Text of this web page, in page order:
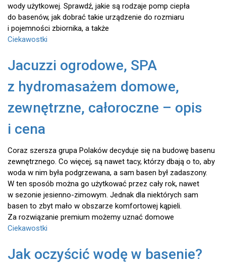
wody użytkowej. Sprawdź, jakie są rodzaje pomp ciepła
do basenów, jak dobrać takie urządzenie do rozmiaru
i pojemności zbiornika, a także
Ciekawostki
Jacuzzi ogrodowe, SPA
z hydromasażem domowe,
zewnętrzne, całoroczne – opis
i cena
Coraz szersza grupa Polaków decyduje się na budowę basenu
zewnętrznego. Co więcej, są nawet tacy, którzy dbają o to, aby
woda w nim była podgrzewana, a sam basen był zadaszony.
W ten sposób można go użytkować przez cały rok, nawet
w sezonie jesienno-zimowym. Jednak dla niektórych sam
basen to zbyt mało w obszarze komfortowej kąpieli.
Za rozwiązanie premium możemy uznać domowe
Ciekawostki
Jak oczyścić wodę w basenie?